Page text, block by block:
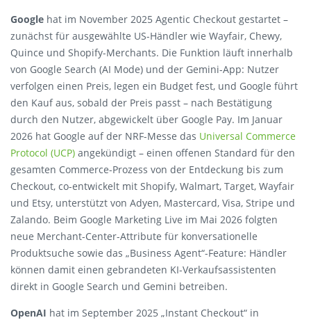
Google hat im November 2025 Agentic Checkout gestartet –
zunächst für ausgewählte US-Händler wie Wayfair, Chewy,
Quince und Shopify-Merchants. Die Funktion läuft innerhalb
von Google Search (AI Mode) und der Gemini-App: Nutzer
verfolgen einen Preis, legen ein Budget fest, und Google führt
den Kauf aus, sobald der Preis passt – nach Bestätigung
durch den Nutzer, abgewickelt über Google Pay. Im Januar
2026 hat Google auf der NRF-Messe das Universal Commerce
Protocol (UCP) angekündigt – einen offenen Standard für den
gesamten Commerce-Prozess von der Entdeckung bis zum
Checkout, co-entwickelt mit Shopify, Walmart, Target, Wayfair
und Etsy, unterstützt von Adyen, Mastercard, Visa, Stripe und
Zalando. Beim Google Marketing Live im Mai 2026 folgten
neue Merchant-Center-Attribute für konversationelle
Produktsuche sowie das „Business Agent“-Feature: Händler
können damit einen gebrandeten KI-Verkaufsassistenten
direkt in Google Search und Gemini betreiben.
OpenAI hat im September 2025 „Instant Checkout“ in